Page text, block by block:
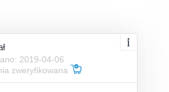
2019-04-06
zweryfikowana